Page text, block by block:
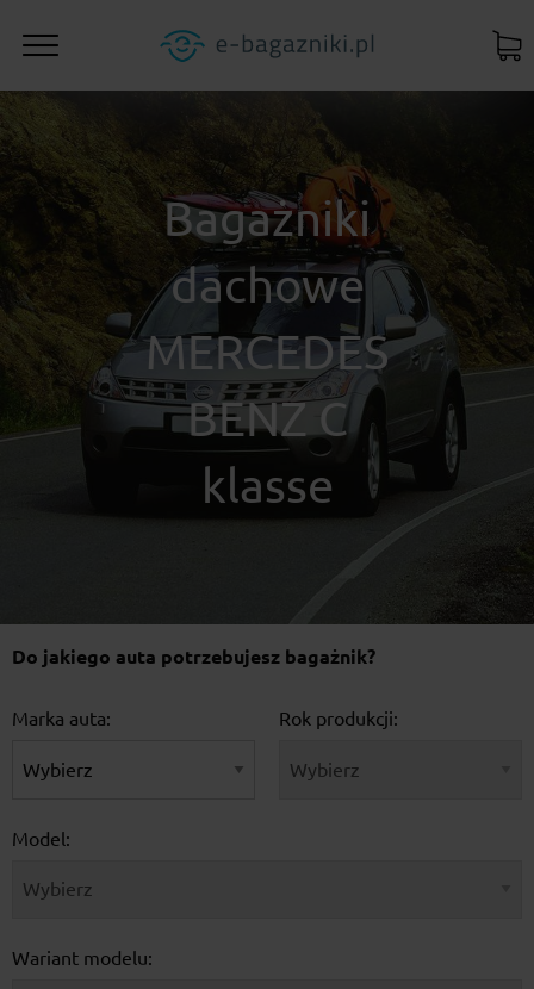
Bagażniki
dachowe
MERCEDES
BENZ C
klasse
Do jakiego auta potrzebujesz bagażnik?
Marka auta: Rok produkcji:
Model:
Wariant modelu: